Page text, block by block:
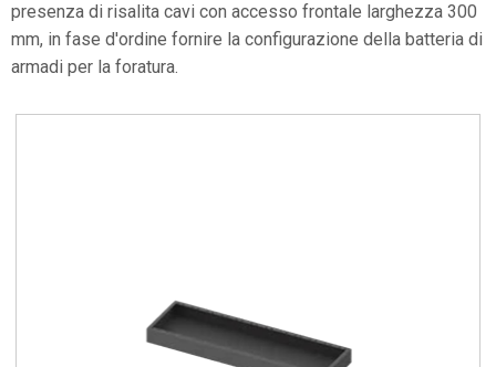
presenza di risalita cavi con accesso frontale larghezza 300
mm, in fase d'ordine fornire la configurazione della batteria di
armadi per la foratura.